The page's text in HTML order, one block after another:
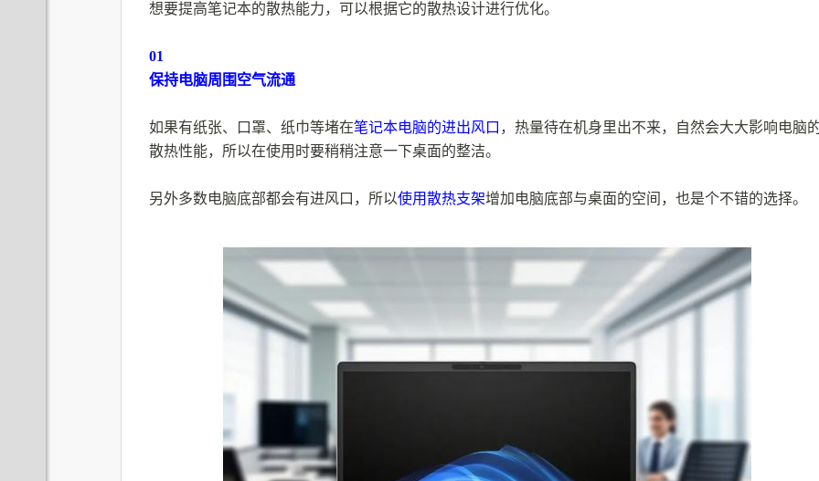
想要提高笔记本的散热能力，可以根据它的散热设计进行优化。
01
保持电脑周围空气流通
如果有纸张、口罩、纸巾等堵在笔记本电脑的进出风口 ，热量待在机身里出不来，自然会大大影响电脑
散热性能，所以在使用时要稍稍注意一下桌面的整洁。
另外多数电脑底部都会有进风口，所以使用散热支架增加电脑底部与桌面的空间，也是个不错的选择。